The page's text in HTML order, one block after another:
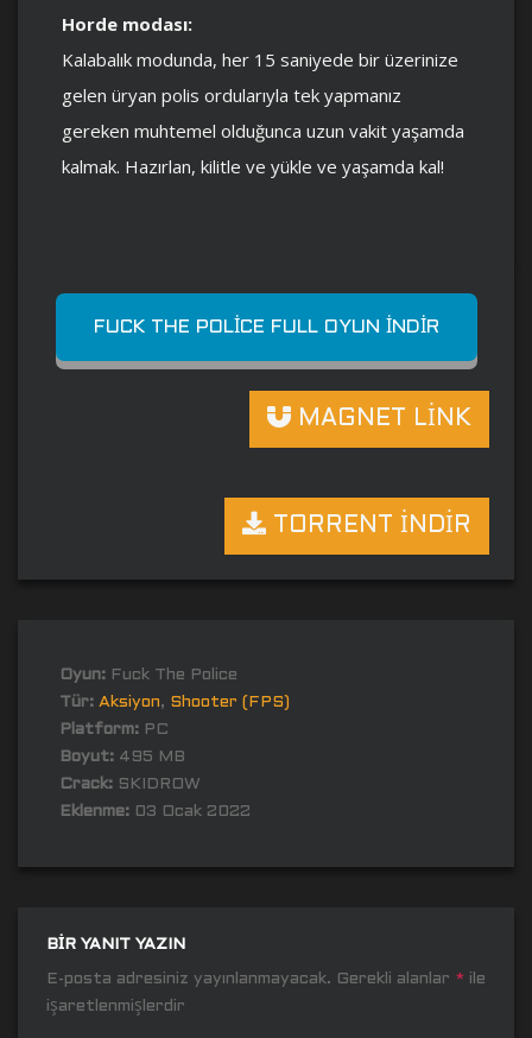
Horde modası:
Kalabalık modunda, her 15 saniyede bir üzerinize
gelen üryan polis ordularıyla tek yapmanız
gereken muhtemel olduğunca uzun vakit yaşamda
kalmak. Hazırlan, kilitle ve yükle ve yaşamda kal!
FUCK THE POLICE FULL OYUN İNDIR
MAGNET LİNK
TORRENT İNDİR
Oyun: Fuck The Police
Tür: Aksiyon, Shooter (FPS)
Platform: PC
Boyut: 495 MB
Crack: SKIDROW
Eklenme: 03 Ocak 2022
BIR YANIT YAZIN
E-posta adresiniz yayınlanmayacak. Gerekli alanlar * ile
işaretlenmişlerdir